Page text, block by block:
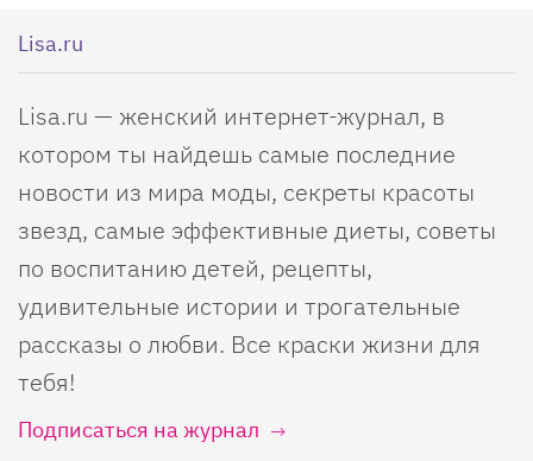
Lisa.ru
Lisa.ru — женский интернет-журнал, в
котором ты найдешь самые последние
новости из мира моды, секреты красоты
звезд, самые эффективные диеты, советы
по воспитанию детей, рецепты,
удивительные истории и трогательные
рассказы о любви. Все краски жизни для
тебя!
Подписаться на журнал